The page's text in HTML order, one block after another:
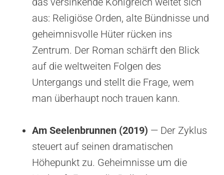
aus: Religiöse Orden, alte Bündnisse und
geheimnisvolle Hüter rücken ins
Zentrum. Der Roman schärft den Blick
auf die weltweiten Folgen des
Untergangs und stellt die Frage, wem
man überhaupt noch trauen kann.
Am Seelenbrunnen (2019) — Der Zyklus
steuert auf seinen dramatischen
Höhepunkt zu. Geheimnisse um die